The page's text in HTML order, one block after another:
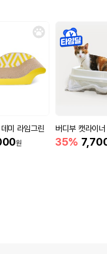
미 라임그린
원
버디부 캣라이
35%